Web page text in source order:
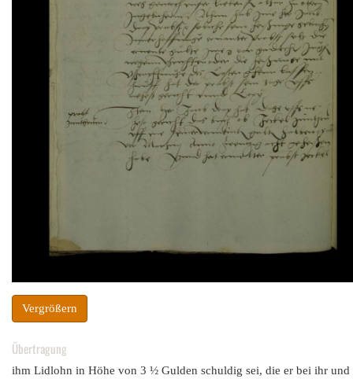
Vergrößern
Übertragung
ihm Lidlohn in Höhe von 3 ½ Gulden schuldig sei, die er bei ihr und